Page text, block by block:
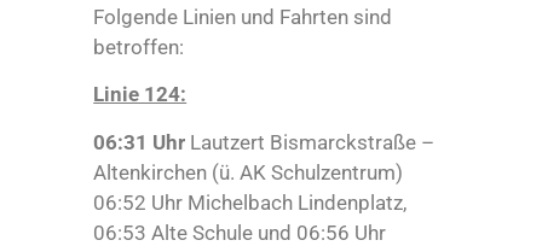
Folgende Linien und Fahrten sind
betroffen:
Linie 124:
06:31 Uhr Lautzert Bismarckstraße –
Altenkirchen (ü. AK Schulzentrum)
06:52 Uhr Michelbach Lindenplatz,
06:53 Alte Schule und 06:56 Uhr